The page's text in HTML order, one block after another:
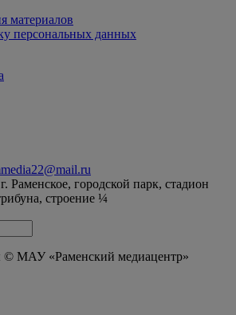
материалов
персональных данных
Раменское, городской парк, стадион
строение ¼
© МАУ «Раменский медиацентр»